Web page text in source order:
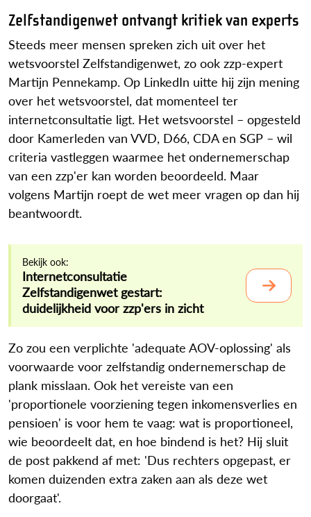
Zelfstandigenwet ontvangt kritiek van experts
Steeds meer mensen spreken zich uit over het
wetsvoorstel Zelfstandigenwet, zo ook zzp-expert
Martijn Pennekamp. Op LinkedIn uitte hij zijn mening
over het wetsvoorstel, dat momenteel ter
internetconsultatie ligt. Het wetsvoorstel – opgesteld
door Kamerleden van VVD, D66, CDA en SGP – wil
criteria vastleggen waarmee het ondernemerschap
van een zzp'er kan worden beoordeeld. Maar
volgens Martijn roept de wet meer vragen op dan hij
beantwoordt.
Bekijk ook:
Internetconsultatie
Zelfstandigenwet gestart:
duidelijkheid voor zzp'ers in zicht
Zo zou een verplichte 'adequate AOV-oplossing' als
voorwaarde voor zelfstandig ondernemerschap de
plank misslaan. Ook het vereiste van een
'proportionele voorziening tegen inkomensverlies en
pensioen' is voor hem te vaag: wat is proportioneel,
wie beoordeelt dat, en hoe bindend is het? Hij sluit
de post pakkend af met: 'Dus rechters opgepast, er
komen duizenden extra zaken aan als deze wet
doorgaat'.